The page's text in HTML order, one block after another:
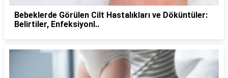
Bebeklerde Görülen Cilt Hastalıkları ve Döküntüler:
Belirtiler, Enfeksiyonl..